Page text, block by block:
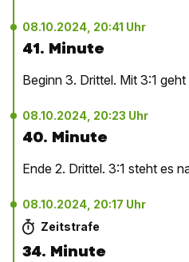
08.10.2024, 20:41 Uhr
41. Minute
Beginn 3. Drittel. Mit 3:1
08.10.2024, 20:23 Uhr
40. Minute
Ende 2. Drittel. 3:1 steht es
08.10.2024, 20:17 Uhr
Zeitstrafe
34. Minute